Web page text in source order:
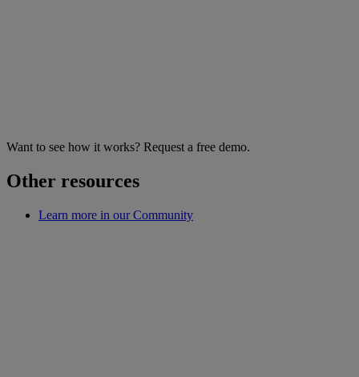
Want to see how it works? Request a free demo.
Other resources
Learn more in our Community